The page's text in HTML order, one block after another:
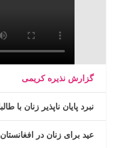
گزارش نذیره کریمی
نبرد پایان ناپذیر زنان با
عید برای زنان در